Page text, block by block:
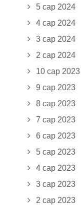
5 сар 2024
4 сар 2024
3 сар 2024
2 сар 2024
10 сар 2023
9 сар 2023
8 сар 2023
7 сар 2023
6 сар 2023
5 сар 2023
4 сар 2023
3 сар 2023
2 сар 2023